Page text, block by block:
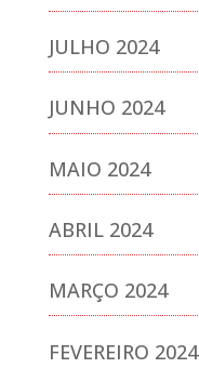
JULHO 2024
JUNHO 2024
MAIO 2024
ABRIL 2024
MARÇO 2024
FEVEREIRO 2024